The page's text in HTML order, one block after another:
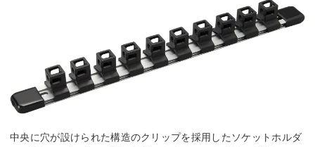
中央に穴が設けられた構造のクリップを採用したソケットホルダ